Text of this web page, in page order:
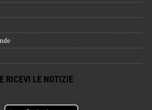
RICEVI LE NOTIZIE